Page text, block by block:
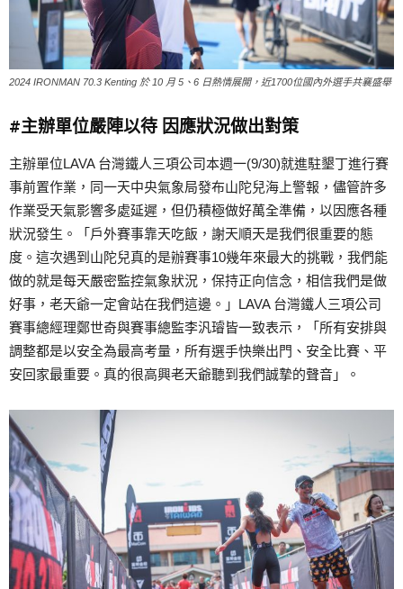
2024 IRONMAN 70.3 Kenting 於 10 月 5、6 日熱情展開，近1700位國內外選手共襄盛舉
#主辦單位嚴陣以待 因應狀況做出對策
主辦單位LAVA 台灣鐵人三項公司本週一(9/30)就進駐墾丁進行賽
事前置作業，同一天中央氣象局發布山陀兒海上警報，儘管許多
作業受天氣影響多處延遲，但仍積極做好萬全準備，以因應各種
狀況發生。「戶外賽事靠天吃飯，謝天順天是我們很重要的態
度。這次遇到山陀兒真的是辦賽事10幾年來最大的挑戰，我們能
做的就是每天嚴密監控氣象狀況，保持正向信念，相信我們是做
好事，老天爺一定會站在我們這邊。」LAVA 台灣鐵人三項公司
賽事總經理鄭世奇與賽事總監李汎璿皆一致表示，「所有安排與
調整都是以安全為最高考量，所有選手快樂出門、安全比賽、平
安回家最重要。真的很高興老天爺聽到我們誠摯的聲音」。